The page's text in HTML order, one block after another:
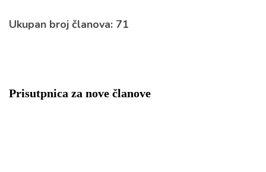
Ukupan broj članova: 71
Prisutpnica za nove članove